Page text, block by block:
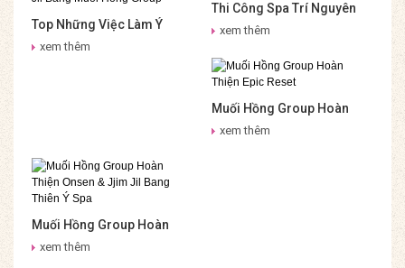
Top Những Việc Làm Ý
Nghĩa Cho Sức Khỏe –
xem thêm
Thi Công Spa Trí Nguyên
Nha Trang – Muối Hồng
xem thêm
Muối Hồng Group Hoàn
Thiện Epic Reset
xem thêm
Muối Hồng Group Hoàn
Thiện Onsen & Jjim Jil
xem thêm